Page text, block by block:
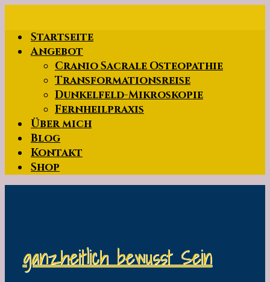
Hauptinhalt
springen
Startseite
Angebot
Cranio Sacrale Osteopathie
Transformationsreise
Dunkelfeld-Mikroskopie
Fernheilpraxis
Über mich
Blog
Kontakt
Shop
ganzheitlich bewusst Sein